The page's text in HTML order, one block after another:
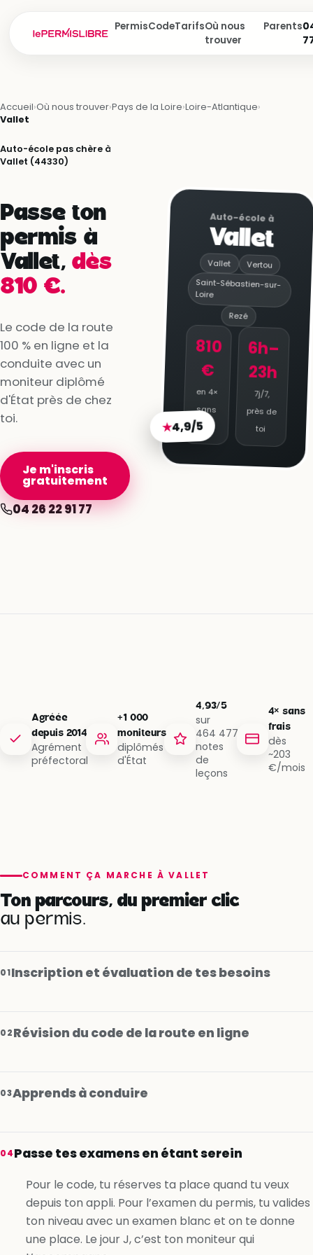
PermisCodeTarifsOù nous
trouver
Parents
Accueil›Où nous trouver›Pays de la Loire›Loire-Atlantique›
Vallet
Auto-école pas chère à
Vallet (44330)
Passe ton
permis à
Vallet, dès
810 €.
Le code de la route
100 % en ligne et la
conduite avec un
moniteur diplômé
d'État près de chez
toi.
Je m'inscris
gratuitement
04 26 22 91 77
Auto-école à
Vallet
Vallet Vertou
Saint-Sébastien-sur-
Loire
Rezé
810
€
en 4×
sans
frais
6h–
23h
7j/7,
près de
toi
★4,9/5
Agréée
depuis 2014
Agrément
préfectoral
+1 000
moniteurs
diplômés
d'État
4,93/5
sur
464 477
notes
de
leçons
4× sans
frais
dès
~203
€/mois
COMMENT ÇA MARCHE À VALLET
Ton parcours, du premier clic
au permis.
01Inscription et évaluation de tes besoins
02Révision du code de la route en ligne
03Apprends à conduire
Je m’inscris gratuitement
04Passe tes examens en étant serein
Pour le code, tu réserves ta place quand tu veux
depuis ton appli. Pour l’examen du permis, tu valides
ton niveau avec un examen blanc et on te donne
une place. Le jour J, c’est ton moniteur qui